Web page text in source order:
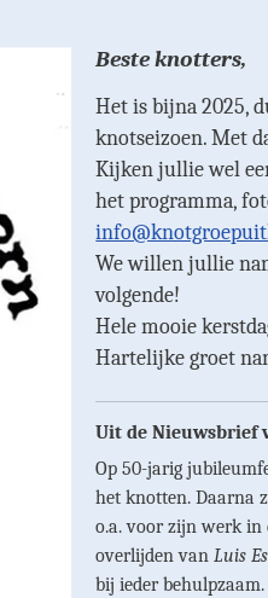
Beste knotters,
Het is bijna 2025,
knotseizoen. Met
Kijken jullie wel
het programma,
We willen jullie
volgende!
Hele mooie
Hartelijke groet
Uit de Nieuwsbrief
Op 50-jarig
het knotten. Daarna
o.a. voor zijn werk in
overlijden vanLuis
bij ieder